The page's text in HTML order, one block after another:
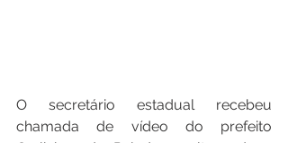
O secretário estadual recebeu
chamada de vídeo do prefeito